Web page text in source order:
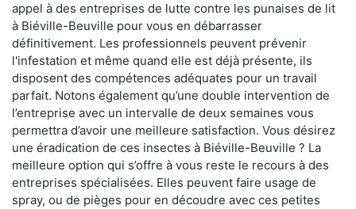
appel à des entreprises de lutte contre les punaises de lit
à Biéville-Beuville pour vous en débarrasser
définitivement. Les professionnels peuvent prévenir
l'infestation et même quand elle est déjà présente, ils
disposent des compétences adéquates pour un travail
parfait. Notons également qu’une double intervention de
l’entreprise avec un intervalle de deux semaines vous
permettra d’avoir une meilleure satisfaction. Vous désirez
une éradication de ces insectes à Biéville-Beuville ? La
meilleure option qui s’offre à vous reste le recours à des
entreprises spécialisées. Elles peuvent faire usage de
spray, ou de pièges pour en découdre avec ces petites